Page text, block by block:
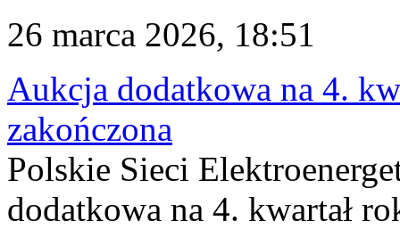
26 marca 2026, 18:51
Aukcja dodatkowa na 4.
zakończona
Polskie Sieci
dodatkowa na 4. kwartał